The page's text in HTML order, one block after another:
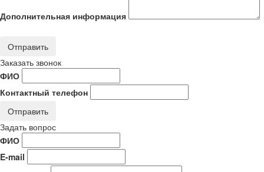
Дополнительная информация
Отправить
Заказать звонок
ФИО
Контактный телефон
Отправить
Задать вопрос
ФИО
E-mail